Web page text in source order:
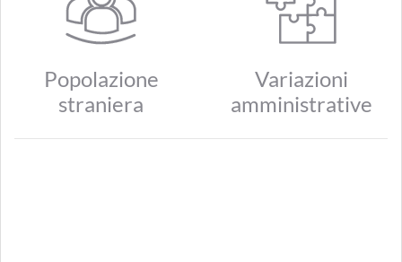
Popolazione
straniera
Variazioni
amministrative